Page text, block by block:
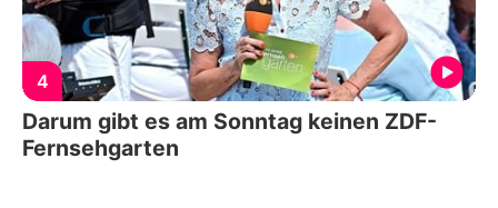
4
Darum gibt es am Sonntag keinen ZDF-
Fernsehgarten